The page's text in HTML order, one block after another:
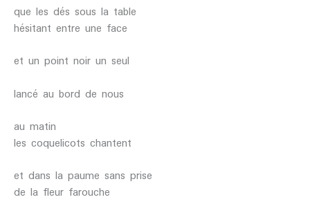
que les dés sous la table
hésitant entre une face
et un point noir un seul
lancé au bord de nous
au matin
les coquelicots chantent
et dans la paume sans prise
de la fleur farouche